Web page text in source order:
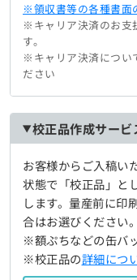
※領収書等の各種書面
※キャリア決済のお支
す。
※キャリア決済につい
ださい
校正品作成サービ
お客様からご入稿い
状態で「校正品」と
します。量産前に印
合はお選びください。
※額ぷちなどの缶バ
※校正品の詳細につ